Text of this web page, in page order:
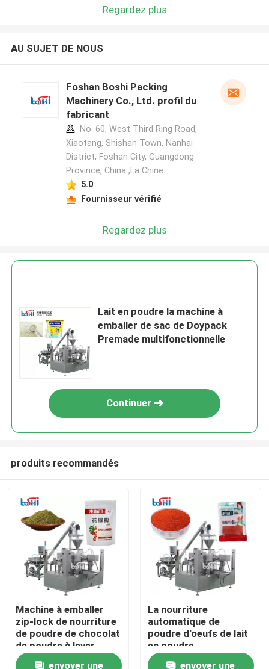
Domicile
Des produits
À propos de nous
Regardez plus
AU SUJET DE NOUS
Foshan Boshi Packing
Machinery Co., Ltd. profil du
fabricant
No. 60, West Third Ring Road,
Xiaotang, Shishan Town, Nanhai
District, Foshan City, Guangdong
Province, China ,La Chine
5.0
Fournisseur vérifié
Regardez plus
Lait en poudre la machine à
emballer de sac de Doypack
Premade multifonctionnelle
Continuer
produits recommandés
Machine à emballer
zip-lock de nourriture
de poudre de chocolat
de poudre à lever
automatique de
envoyer une
La nourriture
automatique de
poudre d'oeufs de lait
en poudre
saupoudrent le
envoyer une